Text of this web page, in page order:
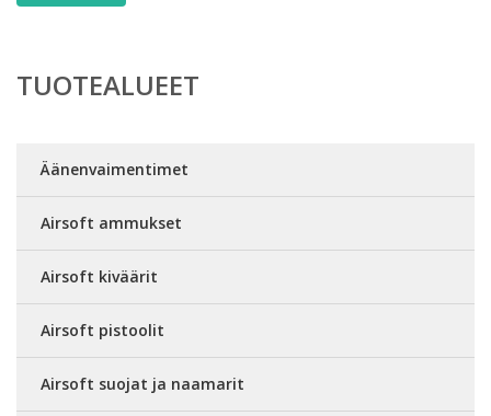
TUOTEALUEET
Äänenvaimentimet
Airsoft ammukset
Airsoft kiväärit
Airsoft pistoolit
Airsoft suojat ja naamarit